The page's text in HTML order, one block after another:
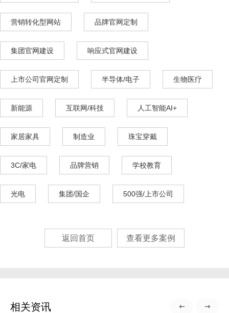
营销转化型网站 品牌官网定制
集团官网建设 响应式官网建设
上市公司官网定制 半导体/电子 生物医疗
新能源 互联网/科技 人工智能AI+
家居家具 制造业 珠宝穿戴
3C/家电 品牌营销 学校教育
光电 集团/国企 500强/上市公司
返回首页 查看更多案例
相关资讯